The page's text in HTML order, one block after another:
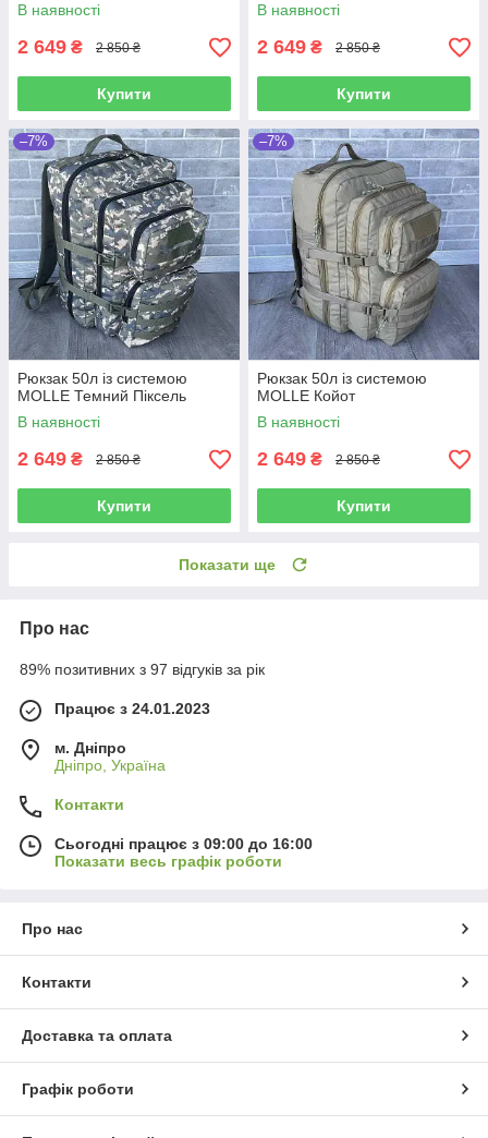
В наявності
2 649 ₴ 2 850 ₴
Купити
В наявності
2 649 ₴ 2 850 ₴
Купити
–7%
Рюкзак 50л із системою
MOLLE Темний Піксель
В наявності
2 649 ₴ 2 850 ₴
Купити
–7%
Рюкзак 50л із системою
MOLLE Койот
В наявності
2 649 ₴ 2 850 ₴
Купити
Показати ще
Про нас
89% позитивних з 97 відгуків за рік
Працює з 24.01.2023
м. Дніпро
Дніпро, Україна
Контакти
Сьогодні працює з 09:00 до 16:00
Показати весь графік роботи
Про нас
Контакти
Доставка та оплата
Графік роботи